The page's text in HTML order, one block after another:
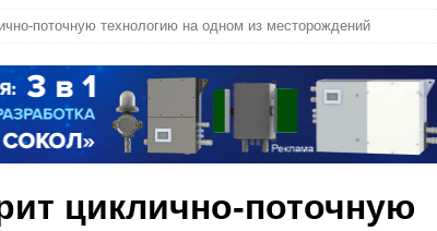
поточную технологию на одном из месторождений
циклично-поточную